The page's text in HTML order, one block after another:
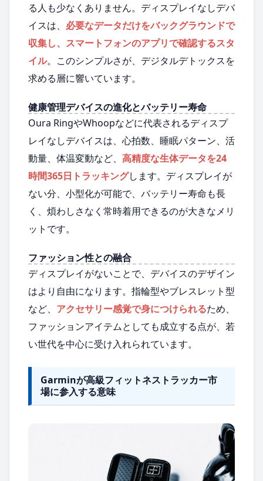
る人も少なくありません。ディスプレイなしデバ
イスは、 必要なデータだけをバックグラウンドで
収集し、スマートフォンのアプリで確認するスタ
イル。このシンプルさが、デジタルデトックスを
求める層に響いています。
健康管理デバイスの進化とバッテリー寿命
Oura RingやWhoopなどに代表されるディスプ
レイなしデバイスは、心拍数、睡眠パターン、活
動量、体温変動など、 高精度な生体データを24
時間365日トラッキングします。ディスプレイが
ない分、小型化が可能で、バッテリー寿命も長
く、煩わしさなく常時着用できるのが大きなメリ
ットです。
ファッション性との融合
ディスプレイがないことで、デバイスのデザイン
はより自由になります。指輪型やブレスレット型
など、 アクセサリー感覚で身につけられるため、
ファッションアイテムとしても成立する点が、若
い世代を中心に受け入れられています。
Garminが高級フィットネストラッカー市
場に参入する意味